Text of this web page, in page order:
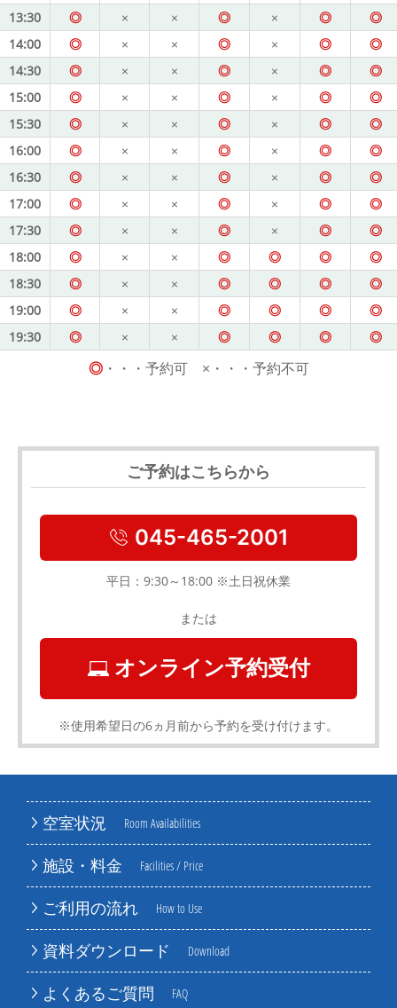
空室状況 Room Availabilities
施設・料金 Facilities / Price
ご利用の流れ How to Use
資料ダウンロード Download
よくあるご質問 FAQ
13:30
◎ × × ◎ × ◎
◎
14:00
◎ × × ◎ × ◎
◎
14:30
◎ × × ◎ × ◎
◎
15:00
◎ × × ◎ × ◎
◎
15:30
◎ × × ◎ × ◎
◎
16:00
◎ × × ◎ × ◎
◎
16:30
◎ × × ◎ × ◎
◎
17:00
◎ × × ◎ × ◎
◎
17:30
◎ × × ◎ × ◎
◎
18:00
◎ × × ◎ ◎ ◎
◎
18:30
◎ × × ◎ ◎ ◎
◎
19:00
◎ × × ◎ ◎ ◎
◎
19:30
◎ × × ◎ ◎ ◎ ◎
◎・・・予約可 ×・・・予約不可
ご予約はこちらから
045-465-2001
平日：9:30～18:00 ※土日祝休業
または
オンライン予約受付
※使用希望日の6ヵ月前から予約を受け付けます。